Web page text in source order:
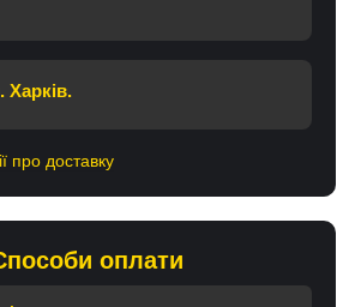
Харків.
про доставку
оплати